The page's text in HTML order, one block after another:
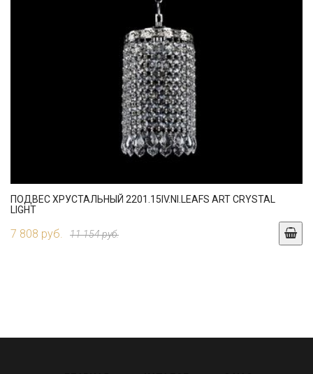
ПОДВЕС ХРУСТАЛЬНЫЙ 2201.15IV.NI.LEAFS ART CRYSTAL
LIGHT
7 808 руб. 11 154 руб.